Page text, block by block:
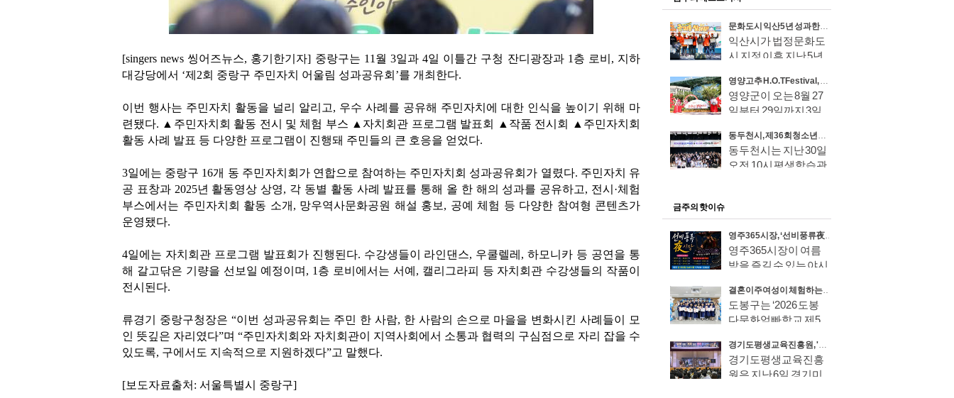
문화도시 익산 5년 성과 한자리에서 만나보세요
익산시가 법정문화도
시 지정 이후 지난 5년
영양고추 H.O.T Festival, 올해도 서울광장 찾는다
영양군이 오는 8월 27
일부터 29일까지 3일
동두천시, 제36회 청소년백일장 및 제25회 시민백일장 시상식 개최 성료
동두천시는 지난 30일
오전 10시 평생학습관
금주의 핫이슈
영주365시장, ‘선비풍류 夜시장’ 8월 7일 전격 개장!
영주365시장이 여름
밤을 즐길 수 있는 야시
결혼이주여성이 체험하는 우리 아이 학교 생활, '도봉다문화엄빠학교' 제5기 졸업식 성료
도봉구는 ‘2026 도봉
다문화엄빠학교 제5
경기도평생교육진흥원, '같이' 보는 '가치' 있는 영어뮤지컬 무료 공연
경기도평생교육진흥
원은 지난 6일 경기미